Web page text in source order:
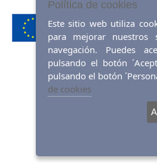
Design Web:
Política de cookies
Este sitio web utiliza
para mejorar nuestros
navegación. Puedes
pulsando el botón
pulsando el botón
de cookies